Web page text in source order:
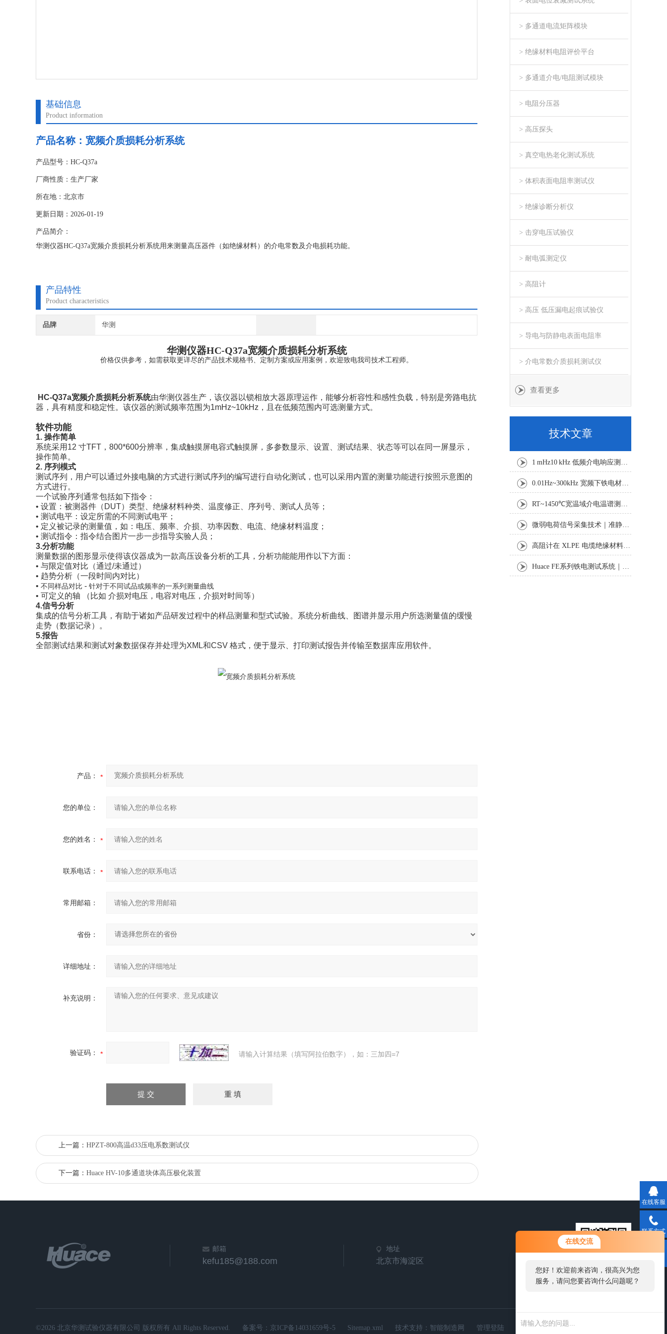
在线交流
您好！欢迎前来咨询，很高兴为您
服务，请问您要咨询什么问题呢？
了需求产品，您可以直接在线与我
联系！
基础信息
Product information
产品名称： 宽频介质损耗分析系统
产品型号：HC-Q37a
厂商性质：生产厂家
所在地：北京市
更新日期：2026-01-19
产品简介：
华测仪器HC-Q37a宽频介质损耗分析系统用来测量高压器件（如绝缘材料）的介电常数及介电损耗功能。
产品特性
Product characteristics
品牌 华测
华测仪器HC-Q37a宽频介质损耗分析系统
价格仅供参考，如需获取更详尽的产品技术规格书、定制方案或应用案例，欢迎致电我司技术工程师。
HC-Q37a宽频介质损耗分析系统由华测仪器生产，该仪器以锁相放大器原理运作，能够分析容性和感性负载，特别是旁路电抗
器，具有精度和稳定性。该仪器的测试频率范围为1mHz~10kHz，且在低频范围内可选测量方式。
软件功能
1. 操作简单
系统采用12 寸TFT，800*600分辨率，集成触摸屏电容式触摸屏，多参数显示、设置、测试结果、状态等可以在同一屏显示，
操作简单。
2. 序列模式
测试序列，用户可以通过外接电脑的方式进行测试序列的编写进行自动化测试，也可以采用内置的测量功能进行按照示意图的
方式进行。
一个试验序列通常包括如下指令：
• 设置：被测器件（DUT）类型、绝缘材料种类、温度修正、序列号、测试人员等；
• 测试电平：设定所需的不同测试电平；
• 定义被记录的测量值，如：电压、频率、介损、功率因数、电流、绝缘材料温度；
• 测试指令：指令结合图片一步一步指导实验人员；
3.分析功能
测量数据的图形显示使得该仪器成为一款高压设备分析的工具，分析功能能用作以下方面：
• 与限定值对比（通过/未通过）
• 趋势分析（一段时间内对比）
• 不同样品对比 - 针对于不同试品或频率的一系列测量曲线
• 可定义的轴 （比如 介损对电压，电容对电压，介损对时间等）
4.信号分析
集成的信号分析工具，有助于诸如产品研发过程中的样品测量和型式试验。系统分析曲线、图谱并显示用户所选测量值的缓慢
走势（数据记录）。
5.报告
全部测试结果和测试对象数据保存并处理为XML和CSV 格式，便于显示、打印测试报告并传输至数据库应用软件。
产品：
您的单位：
您的姓名：
联系电话：
常用邮箱：
省份：
详细地址：
补充说明：
验证码： 请输入计算结果（填写阿拉伯数字），如：三加四=7
上一篇： HPZT-800高温d33压电系数测试仪
下一篇： Huace HV-10多通道块体高压极化装置
> 多通道电流矩阵模块
> 绝缘材料电阻评价平台
> 多通道介电/电阻测试模块
> 电阻分压器
> 高压探头
> 真空电热老化测试系统
> 体积表面电阻率测试仪
> 绝缘诊断分析仪
> 击穿电压试验仪
> 耐电弧测定仪
> 高阻计
> 高压 低压漏电起痕试验仪
> 导电与防静电表面电阻率
> 介电常数介质损耗测试仪
查看更多
技术文章
1 mHz10 kHz 低频介电响应测试：电缆绝缘老化与诊断技术探析
0.01Hz~300kHz 宽频下铁电材料电滞回线与击穿特性测试研究
RT~1450℃宽温域介电温谱测试方案：真空气氛下功能材料电学表征
微弱电荷信号采集技术｜准静态法压电系数准确测试研究
高阻计在 XLPE 电缆绝缘材料体积与表面电阻率测试中的应用研究
Huace FE系列铁电测试系统｜功能铁电材料表征设备
邮箱
kefu185@188.com
地址
北京市海淀区
©2026 北京华测试验仪器有限公司 版权所有 All Rights Reserved. 备案号： 京ICP备14031659号-5 Sitemap.xml 技术支持： 智能制造网 管理登陆
在线客服
联系方式